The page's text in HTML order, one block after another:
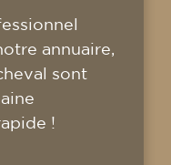
annuaire,
sont
!